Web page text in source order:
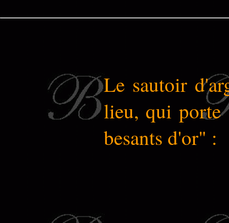
Le sautoir
lieu, qui porte
besants d'or" :